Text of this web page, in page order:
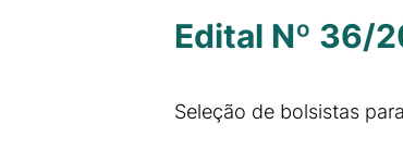
Edital Nº 36/
Seleção de bolsistas